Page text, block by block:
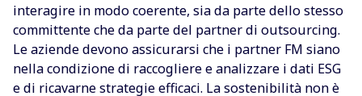
interagire in modo coerente, sia da parte dello stesso
committente che da parte del partner di outsourcing.
Le aziende devono assicurarsi che i partner FM siano
nella condizione di raccogliere e analizzare i dati ESG
e di ricavarne strategie efficaci. La sostenibilità non è